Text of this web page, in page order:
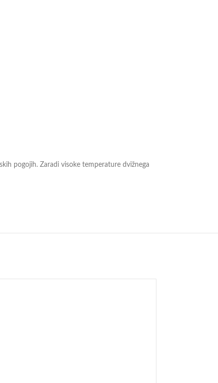
pogojih. Zaradi visoke temperature dvižnega